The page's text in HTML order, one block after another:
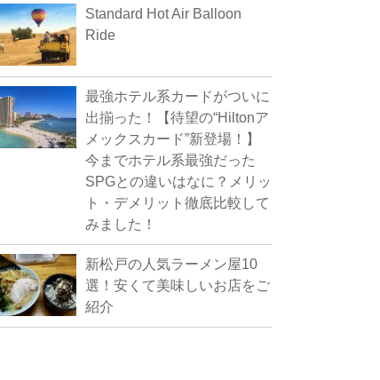
Standard Hot Air Balloon
Ride
最強ホテル系カードがついに
出揃った！【待望の“Hiltonア
メックスカード”新登場！】
今までホテル系最強だった
SPGとの違いはなに？メリッ
ト・デメリット徹底比較して
みました！
新松戸の人気ラーメン屋10
選！安くて美味しいお店をご
紹介